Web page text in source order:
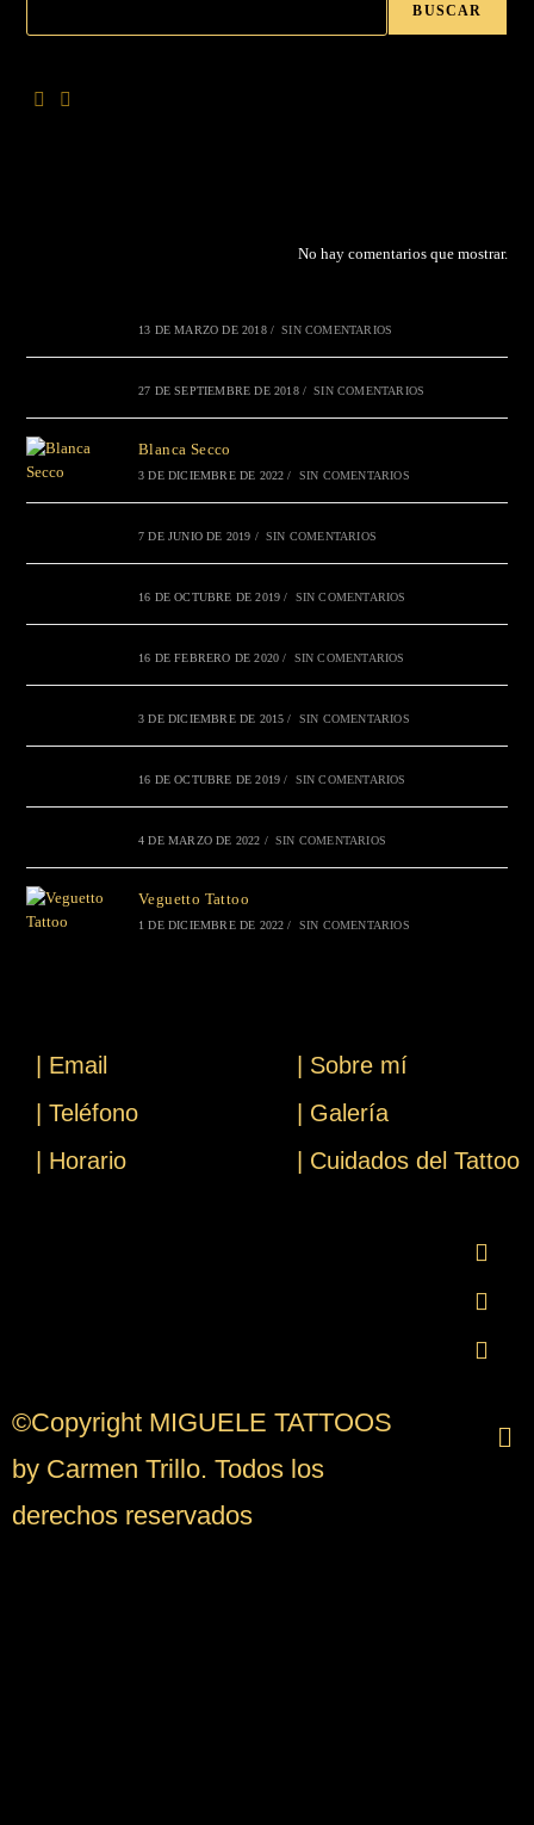
BUSCAR
No hay comentarios que mostrar.
13 DE MARZO DE 2018 / SIN COMENTARIOS
27 DE SEPTIEMBRE DE 2018 / SIN COMENTARIOS
Blanca Secco
3 DE DICIEMBRE DE 2022 / SIN COMENTARIOS
7 DE JUNIO DE 2019 / SIN COMENTARIOS
16 DE OCTUBRE DE 2019 / SIN COMENTARIOS
16 DE FEBRERO DE 2020 / SIN COMENTARIOS
3 DE DICIEMBRE DE 2015 / SIN COMENTARIOS
16 DE OCTUBRE DE 2019 / SIN COMENTARIOS
4 DE MARZO DE 2022 / SIN COMENTARIOS
Veguetto Tattoo
1 DE DICIEMBRE DE 2022 / SIN COMENTARIOS
| Email
| Sobre mí
| Teléfono
| Horario
| Galería
| Cuidados del Tattoo
©Copyright MIGUELE TATTOOS
by Carmen Trillo. Todos los
derechos reservados